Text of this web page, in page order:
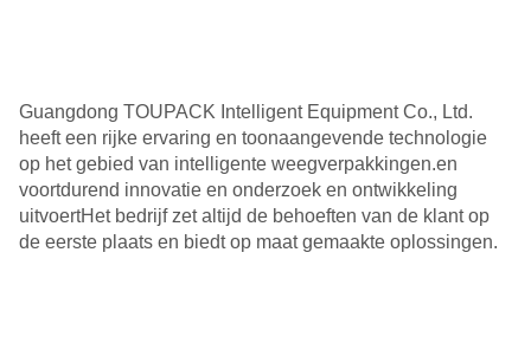
Guangdong TOUPACK Intelligent Equipment Co., Ltd.
heeft een rijke ervaring en toonaangevende technologie
op het gebied van intelligente weegverpakkingen.en
voortdurend innovatie en onderzoek en ontwikkeling
uitvoertHet bedrijf zet altijd de behoeften van de klant op
de eerste plaats en biedt op maat gemaakte oplossingen.